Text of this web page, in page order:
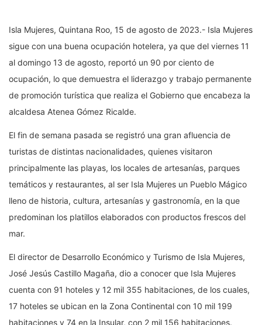
Isla Mujeres, Quintana Roo, 15 de agosto de 2023.- Isla Mujeres
sigue con una buena ocupación hotelera, ya que del viernes 11
al domingo 13 de agosto, reportó un 90 por ciento de
ocupación, lo que demuestra el liderazgo y trabajo permanente
de promoción turística que realiza el Gobierno que encabeza la
alcaldesa Atenea Gómez Ricalde.
El fin de semana pasada se registró una gran afluencia de
turistas de distintas nacionalidades, quienes visitaron
principalmente las playas, los locales de artesanías, parques
temáticos y restaurantes, al ser Isla Mujeres un Pueblo Mágico
lleno de historia, cultura, artesanías y gastronomía, en la que
predominan los platillos elaborados con productos frescos del
mar.
El director de Desarrollo Económico y Turismo de Isla Mujeres,
José Jesús Castillo Magaña, dio a conocer que Isla Mujeres
cuenta con 91 hoteles y 12 mil 355 habitaciones, de los cuales,
17 hoteles se ubican en la Zona Continental con 10 mil 199
habitaciones y 74 en la Insular, con 2 mil 156 habitaciones.